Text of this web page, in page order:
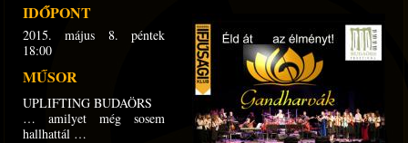
IDŐPONT
2015. május 8. péntek
18:00
MŰSOR
UPLIFTING BUDAÖRS
… amilyet még sosem
hallhattál …